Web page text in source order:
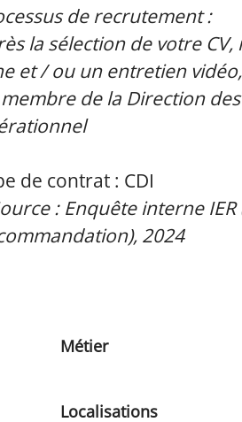
de recrutement :
la sélection de votre
et / ou un entretien
de la Direction
de contrat : CDI
: Enquête interne
2024
Métier
Localisations